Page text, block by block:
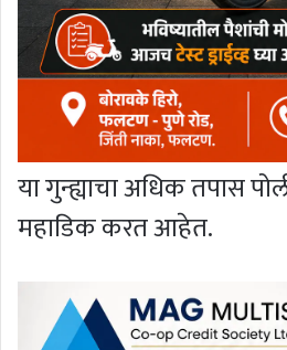
या गुन्ह्याचा अधिक तपास
महाडिक करत आहेत.